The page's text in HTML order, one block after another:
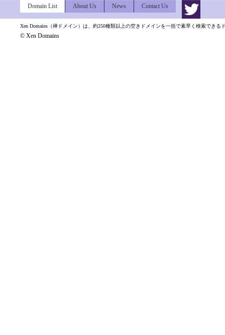
Domain List About Us News Contact Us
Xen Domains（禅ドメイン）は、約250種類以上の空きドメインを一括で素早く検索できる
© Xen Domains